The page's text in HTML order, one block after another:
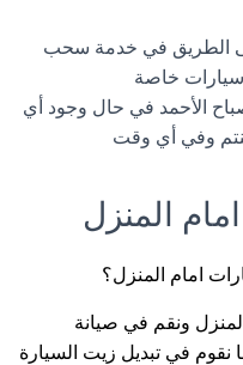
الطريق في خدمة سحب
سيارات خاصة
الأحمد في حال وجود أي
وفي أي وقت
المنزل
امام المنزل؟
ونقم في صيانة
نقوم في تبديل زيت السيارة